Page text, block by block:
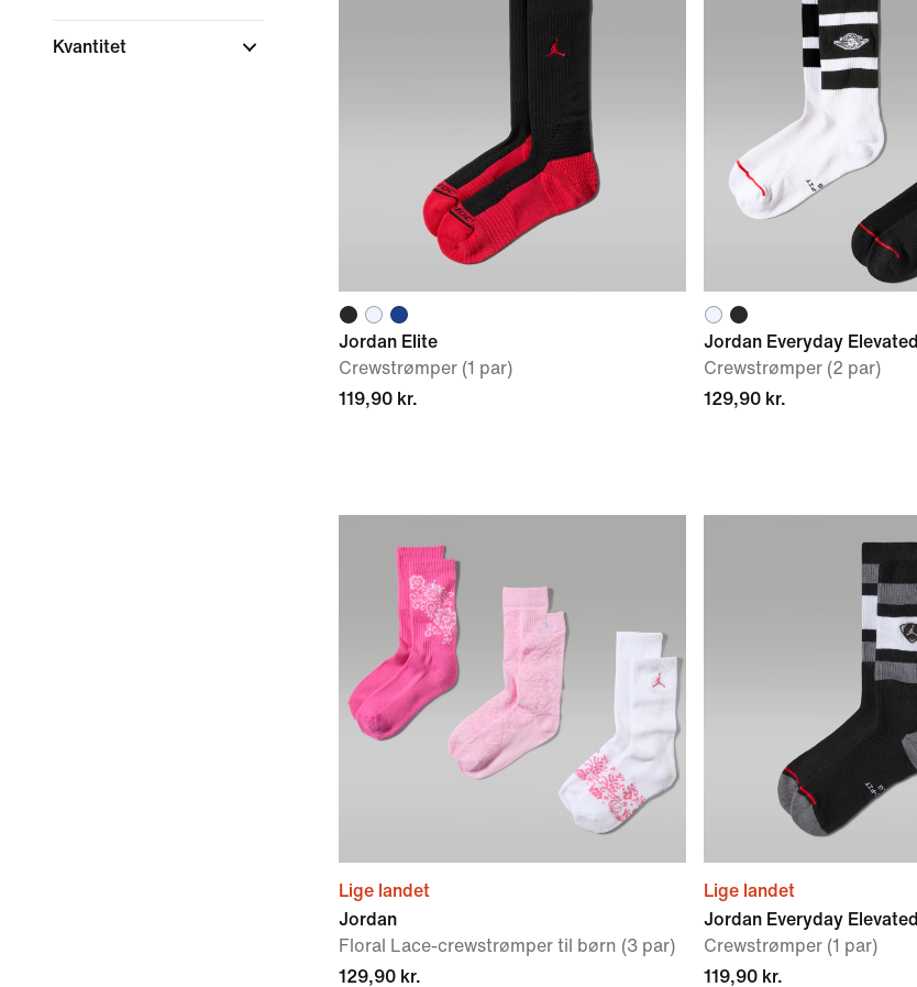
Kvantitet
Jordan Elite
Crewstrømper (1 par)
119,90 kr.
Jordan Everyday Elevated
Crewstrømper (2 par)
129,90 kr.
Lige landet
Jordan
Floral Lace-crewstrømper til børn (3 par)
129,90 kr.
Lige landet
Jordan Everyday Elevated
Crewstrømper (1 par)
119,90 kr.